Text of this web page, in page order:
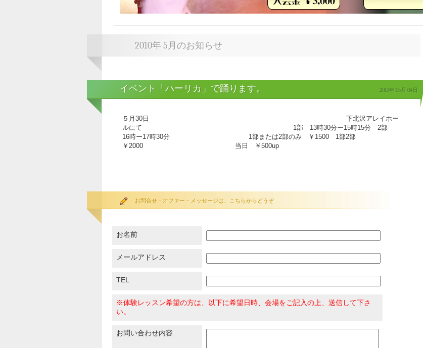
2010年 5月のお知らせ
イベント「ハーリカ」で踊ります。 2010年 05月 04日
５月30日 下北沢アレイホー
ルにて 1部 13時30分ー15時15分 2部
16時ー17時30分 1部または2部のみ ￥1500 1部2部
￥2000 当日 ￥500up
お問合せ・オファー・メッセージは、こちらからどうぞ
お名前
メールアドレス
TEL
※体験レッスン希望の方は、以下に希望日時、会場をご記入の上、送信して下さ
い。
お問い合わせ内容